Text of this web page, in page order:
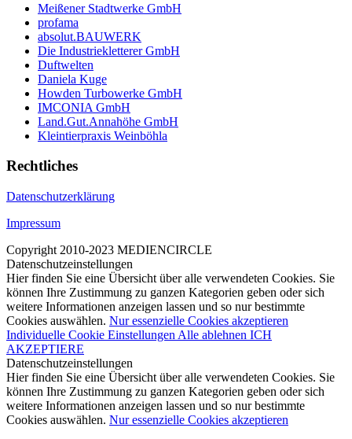
Meißener Stadtwerke GmbH
profama
absolut.BAUWERK
Die Industriekletterer GmbH
Duftwelten
Daniela Kuge
Howden Turbowerke GmbH
IMCONIA GmbH
Land.Gut.Annahöhe GmbH
Kleintierpraxis Weinböhla
Rechtliches
Datenschutzerklärung
Impressum
Copyright 2010-2023 MEDIENCIRCLE
Datenschutzeinstellungen
Hier finden Sie eine Übersicht über alle verwendeten Cookies. Sie
können Ihre Zustimmung zu ganzen Kategorien geben oder sich
weitere Informationen anzeigen lassen und so nur bestimmte
Cookies auswählen. Nur essenzielle Cookies akzeptieren
Individuelle Cookie Einstellungen Alle ablehnen ICH
AKZEPTIERE
Datenschutzeinstellungen
Hier finden Sie eine Übersicht über alle verwendeten Cookies. Sie
können Ihre Zustimmung zu ganzen Kategorien geben oder sich
weitere Informationen anzeigen lassen und so nur bestimmte
Cookies auswählen. Nur essenzielle Cookies akzeptieren